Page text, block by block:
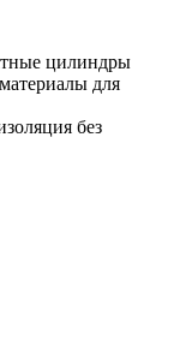
цилиндры
для
без